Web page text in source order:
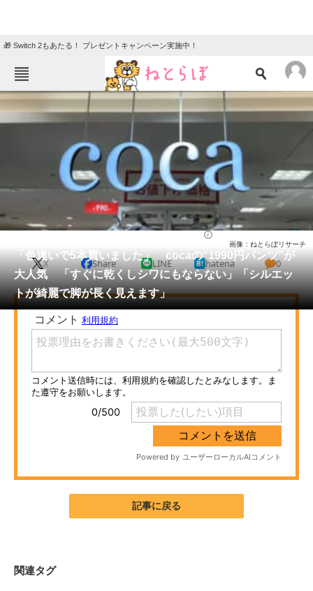
🎁 Switch 2もあたる！ プレゼントキャンペーン実施中！
ねとらぼメニュー
ニュース
クイズ
地域
教育・育児
動物 リサーチ
会員記事
メディア
注目記事を集めた総合ページ
ITの今と未来を見通す
スマホと通信の最新トレンド
進化するPCとデバイスの未来
AI活用のいまが分かる
「色違いで5本買いました」 cocaの“1990円パンツ”が
大人気 「すぐに乾くしシワにもならない」「シルエッ
トが綺麗で脚が長く見えます」
画像：ねとらぼリサーチ
X Share LINE hatena 0
記事に戻る
関連タグ